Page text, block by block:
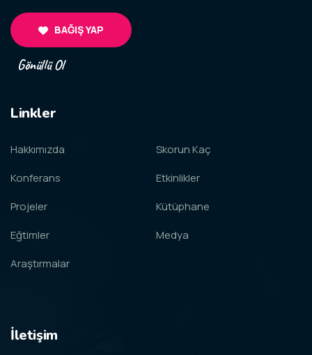
BAĞIŞ YAP
Gönüllü Ol
Linkler
Hakkımızda
Konferans
Projeler
Eğtimler
Araştırmalar
Skorun Kaç
Etkinlikler
Kütüphane
Medya
İletişim